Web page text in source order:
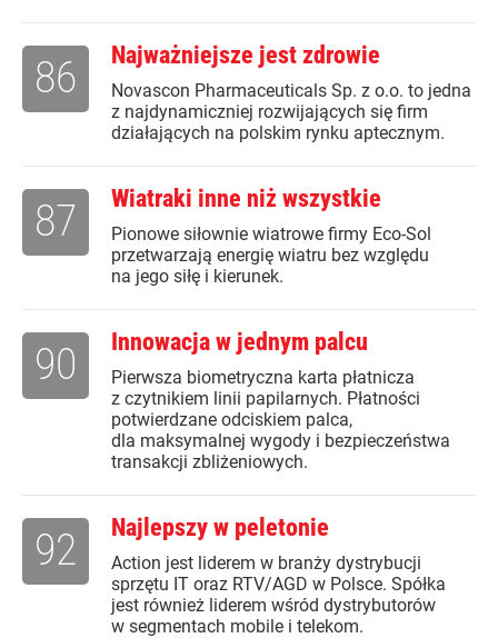
Najważniejsze jest zdrowie
Novascon Pharmaceuticals Sp. z o.o. to jedna
z najdynamiczniej rozwijających się firm
działających na polskim rynku aptecznym.
86
Wiatraki inne niż wszystkie
Pionowe siłownie wiatrowe firmy Eco-Sol
przetwarzają energię wiatru bez względu
na jego siłę i kierunek.
87
Innowacja w jednym palcu
Pierwsza biometryczna karta płatnicza
z czytnikiem linii papilarnych. Płatności
potwierdzane odciskiem palca,
dla maksymalnej wygody i bezpieczeństwa
transakcji zbliżeniowych.
90
Najlepszy w peletonie
Action jest liderem w branży dystrybucji
sprzętu IT oraz RTV/AGD w Polsce. Spółka
jest również liderem wśród dystrybutorów
w segmentach mobile i telekom.
92